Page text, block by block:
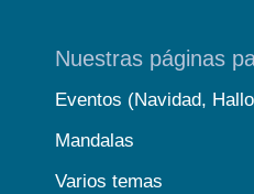
Nuestras páginas
Eventos (Navidad,
Mandalas
Varios temas